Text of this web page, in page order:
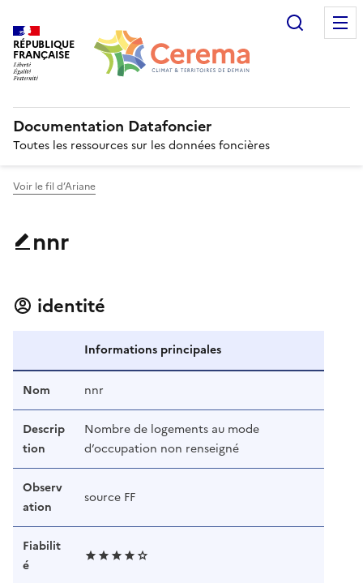
RÉPUBLIQUE
FRANÇAISE
Documentation Datafoncier
Toutes les ressources sur les données foncières
Voir le fil d’Ariane
nnr
identité
Informations principales
Nom nnr
Descrip
tion
Nombre de logements au mode
d’occupation non renseigné
Observ
ation
source FF
Fiabilit
é